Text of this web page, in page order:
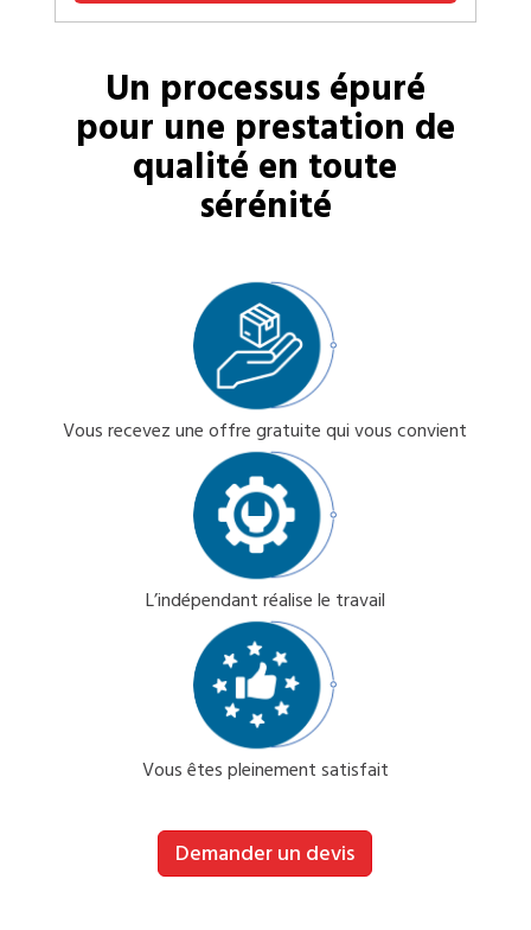
Un processus épuré
pour une prestation de
qualité en toute
sérénité
Vous recevez une offre gratuite qui vous convient
L’indépendant réalise le travail
Vous êtes pleinement satisfait
Demander un devis